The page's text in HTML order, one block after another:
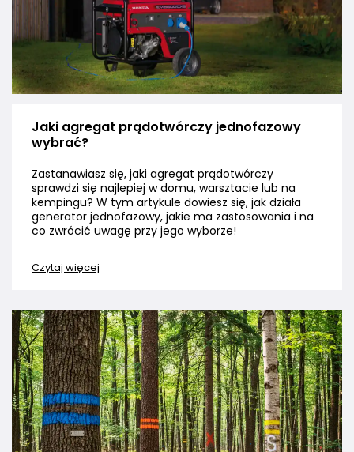
Jaki agregat prądotwórczy jednofazowy
wybrać?
Zastanawiasz się, jaki agregat prądotwórczy
sprawdzi się najlepiej w domu, warsztacie lub na
kempingu? W tym artykule dowiesz się, jak działa
generator jednofazowy, jakie ma zastosowania i na
co zwrócić uwagę przy jego wyborze!
Czytaj więcej